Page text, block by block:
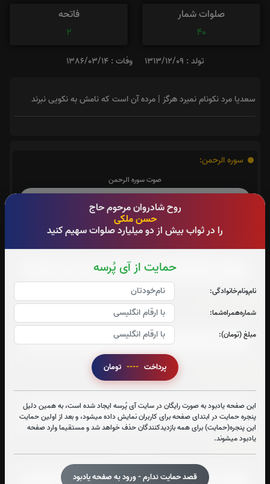
روح شادروان مرحوم حاج
حسن ملکی
را در ثواب بیش از دو میلیارد صلوات سهیم کنید
حمایت از آی پُرسه
نام‌و‌نام‌خانوادگی:
شماره‌همراه‌شما:
مبلغ (تومان):
پرداخت ----
این صفحه یادبود به صورت رایگان در سایت آی پُرسه ایجاد شده است، به همین دلیل
پنجره حمایت در ابتدای صفحه برای کاربران نمایش داده میشود، و بعد از اولین حمایت
این پنجره(حمایت) برای همه بازدیدکنندگان حذف خواهد شد و مستقیما وارد صفحه
یادبود میشوند.
قصد حمایت ندارم - ورود به صفحه یادبود
صلوات شمار
40
فاتحه
2
تولد : 1313/12/09 وفات : 1386/03/14
سعدیا مرد نکونام نمیرد هرگز | مرده آن است که نامش به نکویی نبرند
سوره الرحمن:
صوت سوره الرحمن
سوره احزاب:
صوت سوره احزاب
صوت سوره صافات
صوت سوره یاسین
سوره قدر:
صوت سوره قدر